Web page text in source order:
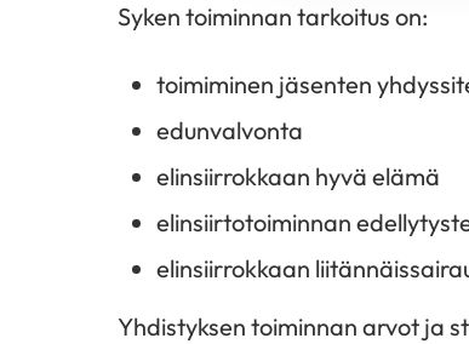
Syken toiminnan tarkoitus on:
toimiminen jäsenten
edunvalvonta
elinsiirrokkaan hyvä elämä
elinsiirtotoiminnan
elinsiirrokkaan
Yhdistyksen toiminnan arvot ja